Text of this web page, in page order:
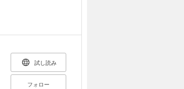
試し読み
フォロー